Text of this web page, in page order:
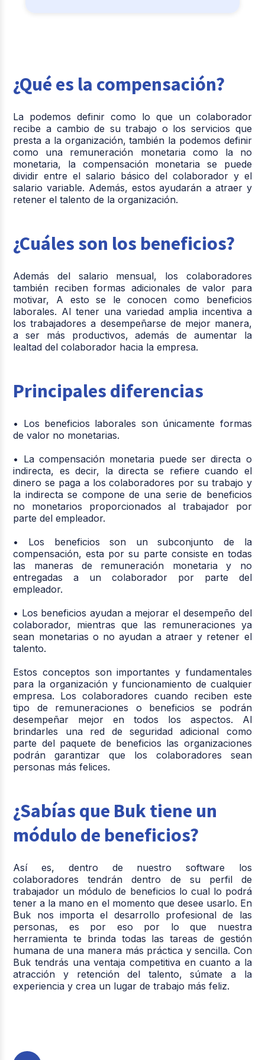
¿Qué es la compensación?
La podemos definir como lo que un colaborador
recibe a cambio de su trabajo o los servicios que
presta a la organización, también la podemos definir
como una remuneración monetaria como la no
monetaria, la compensación monetaria se puede
dividir entre el salario básico del colaborador y el
salario variable. Además, estos ayudarán a atraer y
retener el talento de la organización.
¿Cuáles son los beneficios?
Además del salario mensual, los colaboradores
también reciben formas adicionales de valor para
motivar, A esto se le conocen como beneficios
laborales. Al tener una variedad amplia incentiva a
los trabajadores a desempeñarse de mejor manera,
a ser más productivos, además de aumentar la
lealtad del colaborador hacia la empresa.
Principales diferencias
• Los beneficios laborales son únicamente formas
de valor no monetarias.
• La compensación monetaria puede ser directa o
indirecta, es decir, la directa se refiere cuando el
dinero se paga a los colaboradores por su trabajo y
la indirecta se compone de una serie de beneficios
no monetarios proporcionados al trabajador por
parte del empleador.
• Los beneficios son un subconjunto de la
compensación, esta por su parte consiste en todas
las maneras de remuneración monetaria y no
entregadas a un colaborador por parte del
empleador.
• Los beneficios ayudan a mejorar el desempeño del
colaborador, mientras que las remuneraciones ya
sean monetarias o no ayudan a atraer y retener el
talento.
Estos conceptos son importantes y fundamentales
para la organización y funcionamiento de cualquier
empresa. Los colaboradores cuando reciben este
tipo de remuneraciones o beneficios se podrán
desempeñar mejor en todos los aspectos. Al
brindarles una red de seguridad adicional como
parte del paquete de beneficios las organizaciones
podrán garantizar que los colaboradores sean
personas más felices.
¿Sabías que Buk tiene un
módulo de beneficios?
Así es, dentro de nuestro software los
colaboradores tendrán dentro de su perfil de
trabajador un módulo de beneficios lo cual lo podrá
tener a la mano en el momento que desee usarlo. En
Buk nos importa el desarrollo profesional de las
personas, es por eso por lo que nuestra
herramienta te brinda todas las tareas de gestión
humana de una manera más práctica y sencilla. Con
Buk tendrás una ventaja competitiva en cuanto a la
atracción y retención del talento, súmate a la
experiencia y crea un lugar de trabajo más feliz.